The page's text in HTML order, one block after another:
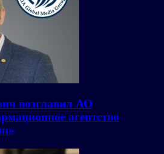
возглавил АО
агентство